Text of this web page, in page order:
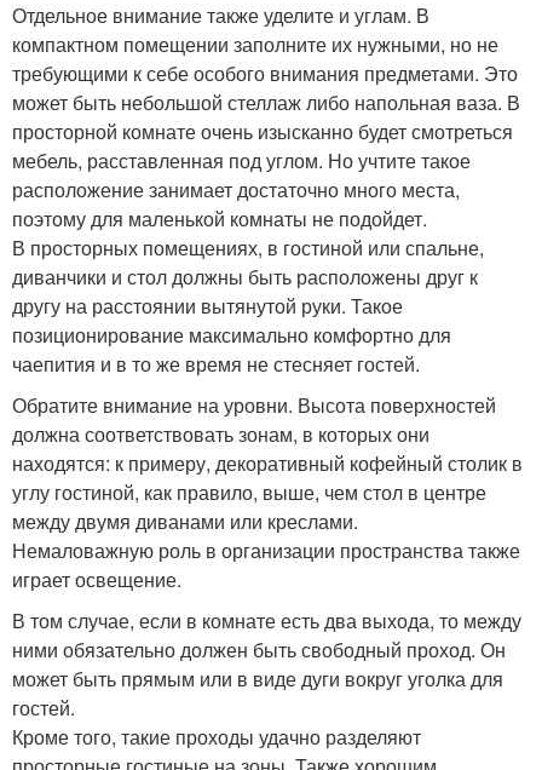
Отдельное внимание также уделите и углам. В
компактном помещении заполните их нужными, но не
требующими к себе особого внимания предметами. Это
может быть небольшой стеллаж либо напольная ваза. В
просторной комнате очень изысканно будет смотреться
мебель, расставленная под углом. Но учтите такое
расположение занимает достаточно много места,
поэтому для маленькой комнаты не подойдет.
В просторных помещениях, в гостиной или спальне,
диванчики и стол должны быть расположены друг к
другу на расстоянии вытянутой руки. Такое
позиционирование максимально комфортно для
чаепития и в то же время не стесняет гостей.
Обратите внимание на уровни. Высота поверхностей
должна соответствовать зонам, в которых они
находятся: к примеру, декоративный кофейный столик в
углу гостиной, как правило, выше, чем стол в центре
между двумя диванами или креслами.
Немаловажную роль в организации пространства также
играет освещение.
В том случае, если в комнате есть два выхода, то между
ними обязательно должен быть свободный проход. Он
может быть прямым или в виде дуги вокруг уголка для
гостей.
Кроме того, такие проходы удачно разделяют